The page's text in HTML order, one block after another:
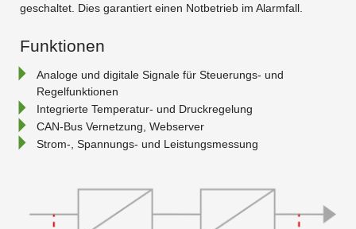
geschaltet. Dies garantiert einen Notbetrieb im Alarmfall.
Funktionen
Analoge und digitale Signale für Steuerungs- und
Regelfunktionen
Integrierte Temperatur- und Druckregelung
CAN-Bus Vernetzung, Webserver
Strom-, Spannungs- und Leistungsmessung